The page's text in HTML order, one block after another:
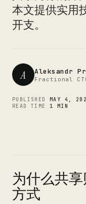
本文提供实用
开支。
A Aleksandr
Fractional
PUBLISHED MAY 4,
READ TIME 1 MIN
为什么共
方式